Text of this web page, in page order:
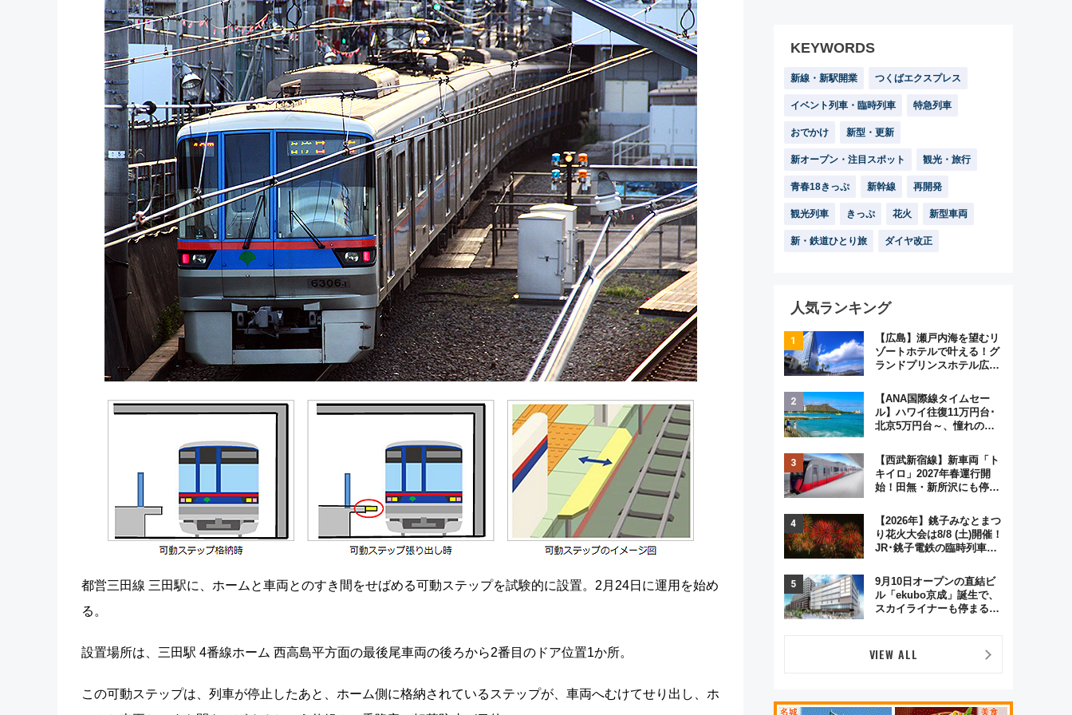
都営三田線 三田駅に、ホームと車両とのすき間をせばめる可動ステップを試験的に設置。2月24日に運用を始め
る。
設置場所は、三田駅 4番線ホーム 西高島平方面の最後尾車両の後ろから2番目のドア位置1か所。
この可動ステップは、列車が停止したあと、ホーム側に格納されているステップが、車両へむけてせり出し、ホ
KEYWORDS
新線・新駅開業 つくばエクスプレス
イベント列車・臨時列車 特急列車
おでかけ 新型・更新
新オープン・注目スポット 観光・旅行
青春18きっぷ 新幹線 再開発
観光列車 きっぷ 花火 新型車両
新・鉄道ひとり旅 ダイヤ改正
人気ランキング
【広島】瀬戸内海を望むリ
ゾートホテルで叶える！グ
ランドプリンスホテル広島
ジュアルパーティープラン
【ANA国際線タイムセー
ル】ハワイ往復11万円台･
北京5万円台～、憧れのビ
GW旅行まで狙える激アツ
路線まとめ（8/10まで）
【西武新宿線】新車両「ト
キイロ」2027年春運行開
始！田無・新所沢にも停
弾」も
【2026年】銚子みなとまつ
り花火大会は8/8 (土)開催！
JR･銚子電鉄の臨時列車や
く8,000発の大迫力＆屋台
を満喫
9月10日オープンの直結ビ
ル「ekubo京成」誕生で、
スカイライナーも停まる巨
公開！
VIEW ALL